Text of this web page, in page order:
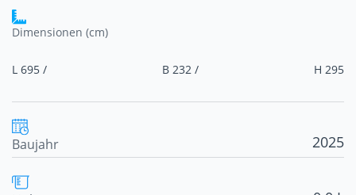
Dimensionen (cm)
L 695 / B 232 / H 295
Baujahr 2025